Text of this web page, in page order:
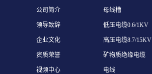
公司简介
领导致辞
企业文化
资质荣誉
视频中心
母线槽
低压电缆0.6/1KV
高压电缆8.7/15KV
矿物质绝缘电缆
电线